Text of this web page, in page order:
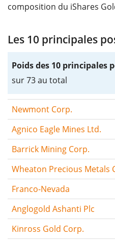
composition du iShares
Les 10 principales
Poids des 10 principales
sur 73 au total
Newmont Corp.
Agnico Eagle Mines Ltd.
Barrick Mining Corp.
Wheaton Precious Metals
Franco-Nevada
Anglogold Ashanti Plc
Kinross Gold Corp.